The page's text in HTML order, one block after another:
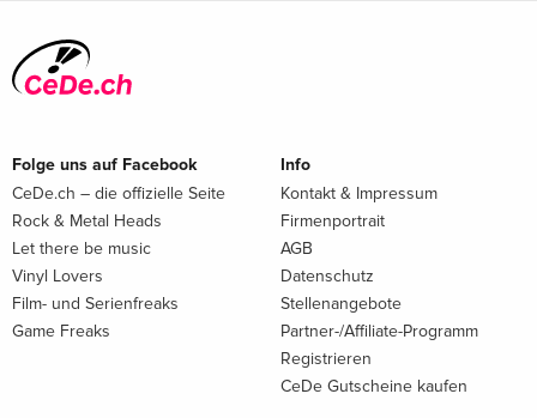
Folge uns auf Facebook
CeDe.ch – die offizielle Seite
Rock & Metal Heads
Let there be music
Vinyl Lovers
Film- und Serienfreaks
Game Freaks
Info
Kontakt & Impressum
Firmenportrait
AGB
Datenschutz
Stellenangebote
Partner-/Affiliate-Programm
Registrieren
CeDe Gutscheine kaufen